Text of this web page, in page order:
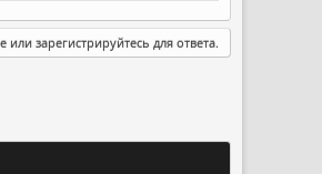
или зарегистрируйтесь для ответа.